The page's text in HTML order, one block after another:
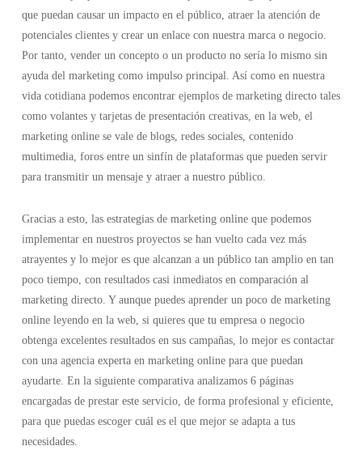
que puedan causar un impacto en el público, atraer la atención de
potenciales clientes y crear un enlace con nuestra marca o negocio.
Por tanto, vender un concepto o un producto no sería lo mismo sin
ayuda del marketing como impulso principal. Así como en nuestra
vida cotidiana podemos encontrar ejemplos de marketing directo tales
como volantes y tarjetas de presentación creativas, en la web, el
marketing online se vale de blogs, redes sociales, contenido
multimedia, foros entre un sinfín de plataformas que pueden servir
para transmitir un mensaje y atraer a nuestro público.
Gracias a esto, las estrategias de marketing online que podemos
implementar en nuestros proyectos se han vuelto cada vez más
atrayentes y lo mejor es que alcanzan a un público tan amplio en tan
poco tiempo, con resultados casi inmediatos en comparación al
marketing directo. Y aunque puedes aprender un poco de marketing
online leyendo en la web, si quieres que tu empresa o negocio
obtenga excelentes resultados en sus campañas, lo mejor es contactar
con una agencia experta en marketing online para que puedan
ayudarte. En la siguiente comparativa analizamos 6 páginas
encargadas de prestar este servicio, de forma profesional y eficiente,
para que puedas escoger cuál es el que mejor se adapta a tus
necesidades.